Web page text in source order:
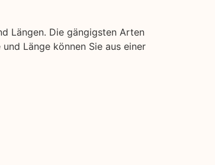
Längen. Die gängigsten Arten
Länge können Sie aus einer